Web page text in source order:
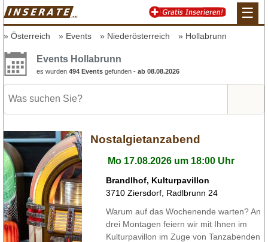
☰
Österreich Events Niederösterreich Hollabrunn
Events Hollabrunn
es wurden 494 Events gefunden - ab 08.08.2026
Nostalgietanzabend
Mo 17.08.2026 um 18:00 Uhr
Brandlhof, Kulturpavillon
3710 Ziersdorf Radlbrunn 24
Warum auf das Wochenende warten? An
drei Montagen feiern wir mit Ihnen im
Kulturpavillon im Zuge von Tanzabenden